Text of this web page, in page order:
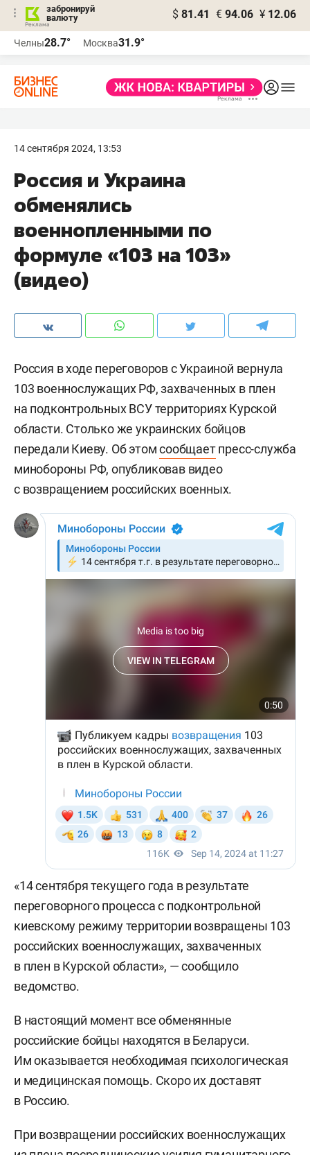
забронируй
валюту
$ 81.41 € 94.06 ¥ 12.06
Челны28.7° Москва31.9°
14 сентября 2024, 13:53
Россия и Украина
обменялись
военнопленными по
формуле «103 на 103»
(видео)
Россия в ходе переговоров с Украиной вернула
103 военнослужащих РФ, захваченных в плен
на подконтрольных ВСУ территориях Курской
области. Столько же украинских бойцов
передали Киеву. Об этомсообщаетпресс-служба
минобороны РФ, опубликовав видео
с возвращением российских военных.
«14 сентября текущего года в результате
переговорного процесса с подконтрольной
киевскому режиму территории возвращены 103
российских военнослужащих, захваченных
в плен в Курской области», — сообщило
ведомство.
В настоящий момент все обменянные
российские бойцы находятся в Беларуси.
Им оказывается необходимая психологическая
и медицинская помощь. Скоро их доставят
в Россию.
При возвращении российских военнослужащих